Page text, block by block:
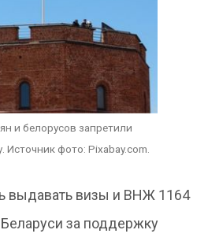
и белорусов запретили
Источник фото: Pixabay.com.
выдавать визы и ВНЖ 1164
за поддержку